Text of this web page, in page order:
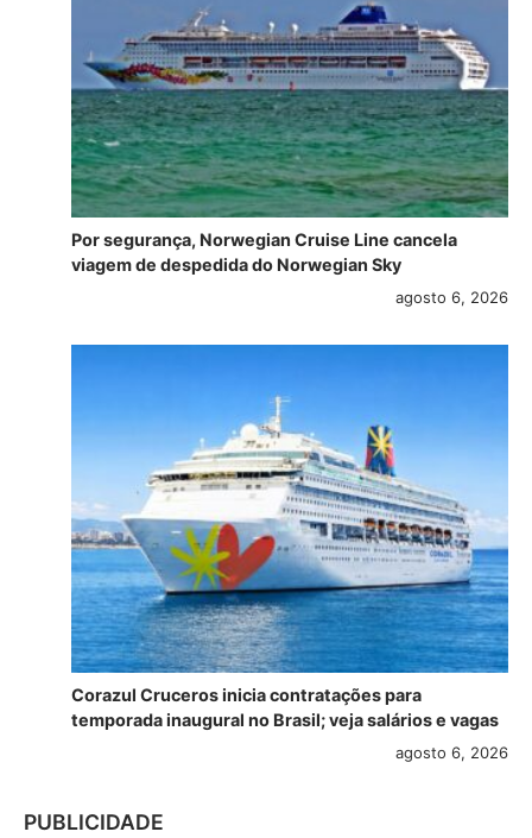
Por segurança, Norwegian Cruise Line cancela
viagem de despedida do Norwegian Sky
agosto 6, 2026
Corazul Cruceros inicia contratações para
temporada inaugural no Brasil; veja salários e vagas
agosto 6, 2026
PUBLICIDADE